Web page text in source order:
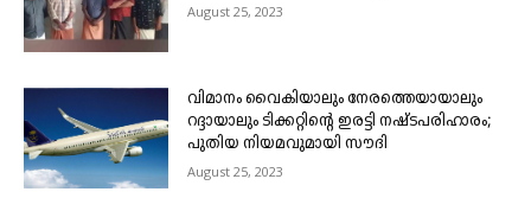
August 25, 2023
വിമാനം വൈകിയാലും നേരത്തെയായാലും
റദ്ദായാലും ടിക്കറ്റിന്റെ ഇരട്ടി നഷ്ടപരിഹാരം;
പുതിയ നിയമവുമായി സൗദി
August 25, 2023